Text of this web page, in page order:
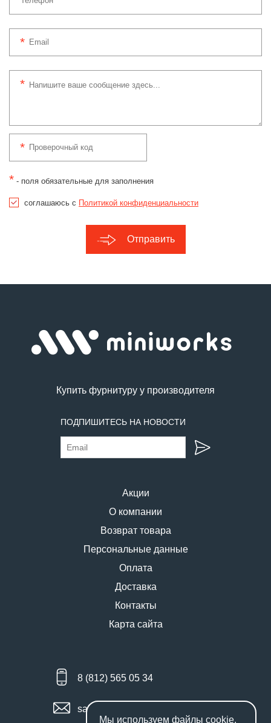
* - поля обязательные для заполнения
соглашаюсь с Политикой конфиденциальности
Отправить
Купить фурнитуру у производителя
ПОДПИШИТЕСЬ НА НОВОСТИ
Акции
О компании
Возврат товара
Персональные данные
Оплата
Доставка
Контакты
Карта сайта
8 (812) 565 05 34
sales@miniworks.ru
Мы используем файлы cookie.